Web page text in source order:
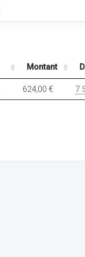
Montant
624,00 € 7